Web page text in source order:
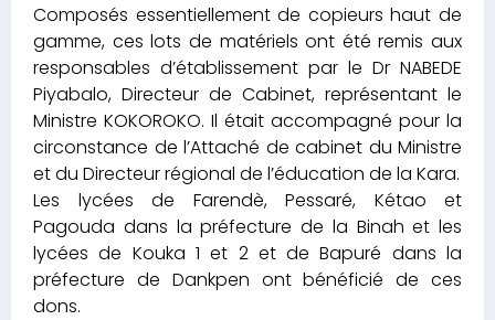
Composés essentiellement de copieurs haut de
gamme, ces lots de matériels ont été remis aux
responsables d’établissement par le Dr NABEDE
Piyabalo, Directeur de Cabinet, représentant le
Ministre KOKOROKO. Il était accompagné pour la
circonstance de l’Attaché de cabinet du Ministre
et du Directeur régional de l’éducation de la Kara.
Les lycées de Farendè, Pessaré, Kétao et
Pagouda dans la préfecture de la Binah et les
lycées de Kouka 1 et 2 et de Bapuré dans la
préfecture de Dankpen ont bénéficié de ces
dons.